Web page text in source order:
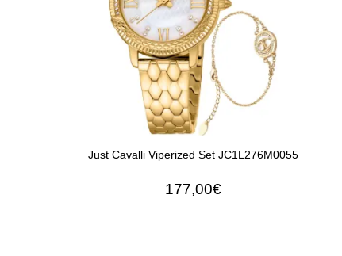
Just Cavalli Viperized Set JC1L276M0055
177,00€